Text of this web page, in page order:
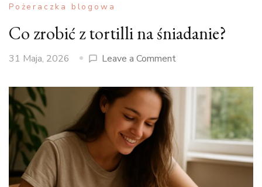
Pożeraczka blogowa
Co zrobić z tortilli na śniadanie?
31 Maja, 2026 Leave a Commenton
zrobić
śniadanie?